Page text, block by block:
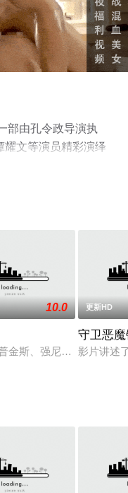
部由孔令政导演执
耀文等演员精彩演绎
情已揭晓（1-1全
电视猫或剧情网等
出使西域，以“不入虎穴
10.0
金斯、强尼·弗林将主演
更新HD
守卫恶
影片讲述